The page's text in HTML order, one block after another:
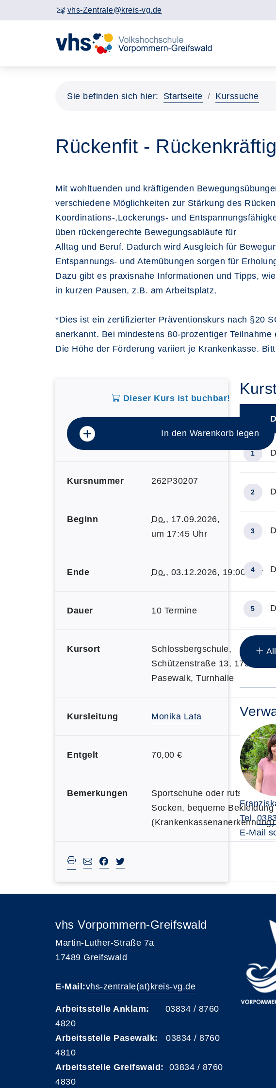
vhs-Zentrale@kreis-vg.de
Sie befinden sich hier: Startseite Kurssuche
Rückenfit -
Mit wohltuenden und kräftigenden
verschiedene Möglichkeiten zur Stärkung des
Koordinations-,Lockerungs- und
üben rückengerechte Bewegungsabläufe für
Alltag und Beruf. Dadurch wird Ausgleich für
Entspannungs- und Atemübungen sorgen für
Dazu gibt es praxisnahe Informationen und Tipps,
in kurzen Pausen, z.B. am Arbeitsplatz,
*Dies ist ein zertifizierter Präventionskurs nach §20
anerkannt. Bei mindestens 80-prozentiger
Die Höhe der Förderung variiert je Krankenkasse.
Dieser Kurs ist buchbar!
In den Warenkorb legen
Kursnummer 262P30207
Beginn Do., 17.09.2026,
um 17:45 Uhr
Ende Do., 03.12.2026, 19:00 Uhr
Dauer 10 Termine
Kursort
Schlossbergschule,
Schützenstraße 13, 17309
Pasewalk, Turnhalle
Kursleitung Monika Lata
Entgelt 70,00 €
Bemerkungen
Sportschuhe oder rutschfeste
Socken, bequeme Bekleidung
(Krankenkassenanerkennung)
1
2
3
4
5
Tel.
E-Mail
vhs Vorpommern-Greifswald
Martin-Luther-Straße 7a
17489 Greifswald
E-Mail:vhs-zentrale(at)kreis-vg.de
Arbeitsstelle Anklam: 03834 / 8760
4820
Arbeitsstelle Pasewalk: 03834 / 8760
4810
Arbeitsstelle Greifswald: 03834 / 8760
4830